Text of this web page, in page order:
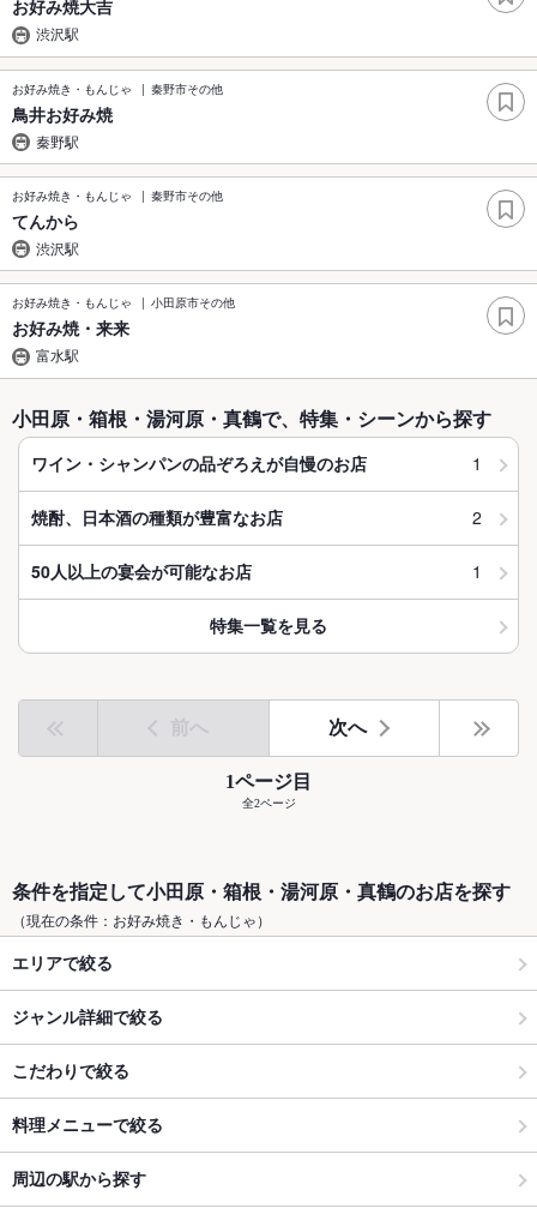
お好み焼大吉
渋沢駅
お好み焼き・もんじゃ 秦野市その他
鳥井お好み焼
秦野駅
お好み焼き・もんじゃ 秦野市その他
てんから
渋沢駅
お好み焼き・もんじゃ 小田原市その他
お好み焼・来来
富水駅
小田原・箱根・湯河原・真鶴で、特集・シーンから探す
ワイン・シャンパンの品ぞろえが自慢のお店 1
焼酎、日本酒の種類が豊富なお店 2
50人以上の宴会が可能なお店 1
特集一覧を見る
前へ 次へ
1ページ目
全2ページ
条件を指定して小田原・箱根・湯河原・真鶴のお店を探す
（現在の条件：お好み焼き・もんじゃ）
エリアで絞る
ジャンル詳細で絞る
こだわりで絞る
料理メニューで絞る
周辺の駅から探す